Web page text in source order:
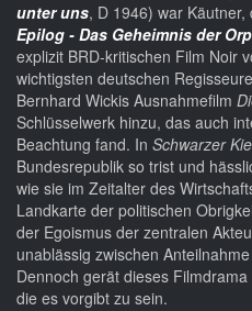
unter uns, D 1946) war
Epilog - Das Geheimnis der
explizit BRD-kritischen Film Noir
wichtigsten deutschen
Bernhard Wickis Ausnahmefilm
Schlüsselwerk hinzu, das auch
Beachtung fand. In Schwarzer
Bundesrepublik so trist und
wie sie im Zeitalter des
Landkarte der politischen
der Egoismus der zentralen
unablässig zwischen
Dennoch gerät dieses
die es vorgibt zu sein.